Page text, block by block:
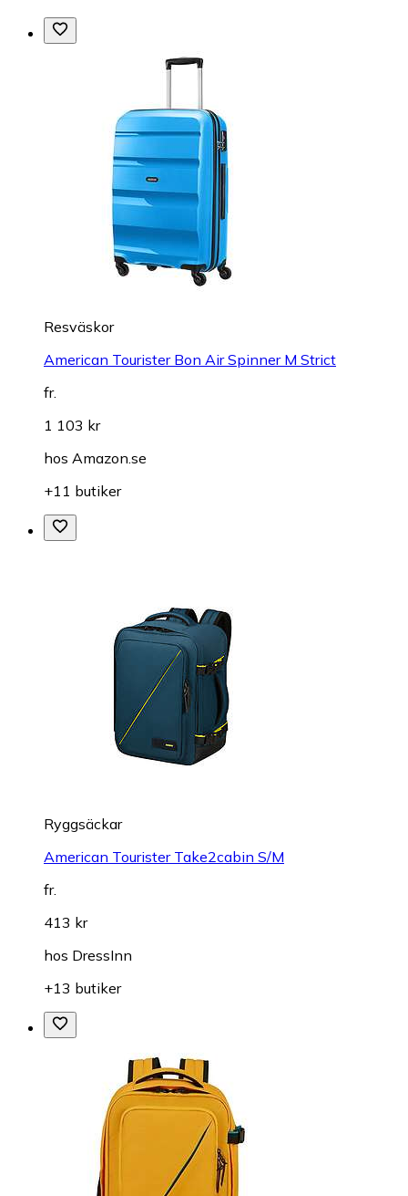
Resväskor
American Tourister Bon Air Spinner M Strict
fr.
1 103 kr
hos Amazon.se
+11 butiker
Ryggsäckar
American Tourister Take2cabin S/M
fr.
413 kr
hos DressInn
+13 butiker